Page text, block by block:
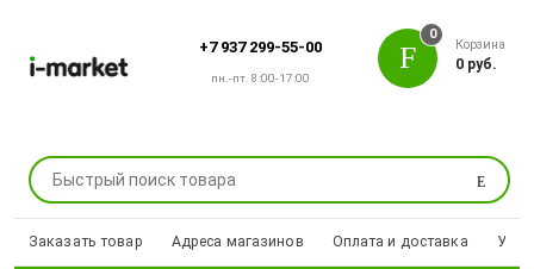
+7 937 299-55-00
пн.-пт. 8:00-17:00
Поиск
0
Корзина
0 руб.
Заказать товар Адреса магазинов Оплата и доставка